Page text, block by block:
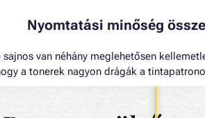
Nyomtatási minőség
van néhány meglehetősen
a tonerek nagyon drágák a